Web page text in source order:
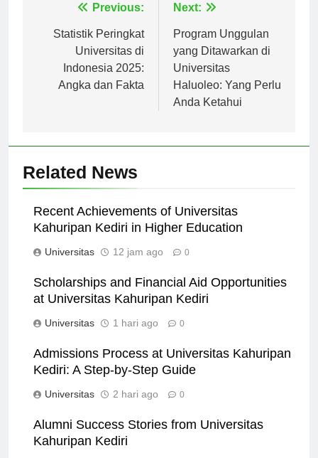
Navigasi
pos
Previous:
Statistik Peringkat
Universitas di
Indonesia 2025:
Angka dan Fakta
Next:
Program Unggulan
yang Ditawarkan di
Universitas
Haluoleo: Yang Perlu
Anda Ketahui
Related News
Recent Achievements of Universitas
Kahuripan Kediri in Higher Education
Universitas 12 jam ago 0
Scholarships and Financial Aid Opportunities
at Universitas Kahuripan Kediri
Universitas 1 hari ago 0
Admissions Process at Universitas Kahuripan
Kediri: A Step-by-Step Guide
Universitas 2 hari ago 0
Alumni Success Stories from Universitas
Kahuripan Kediri